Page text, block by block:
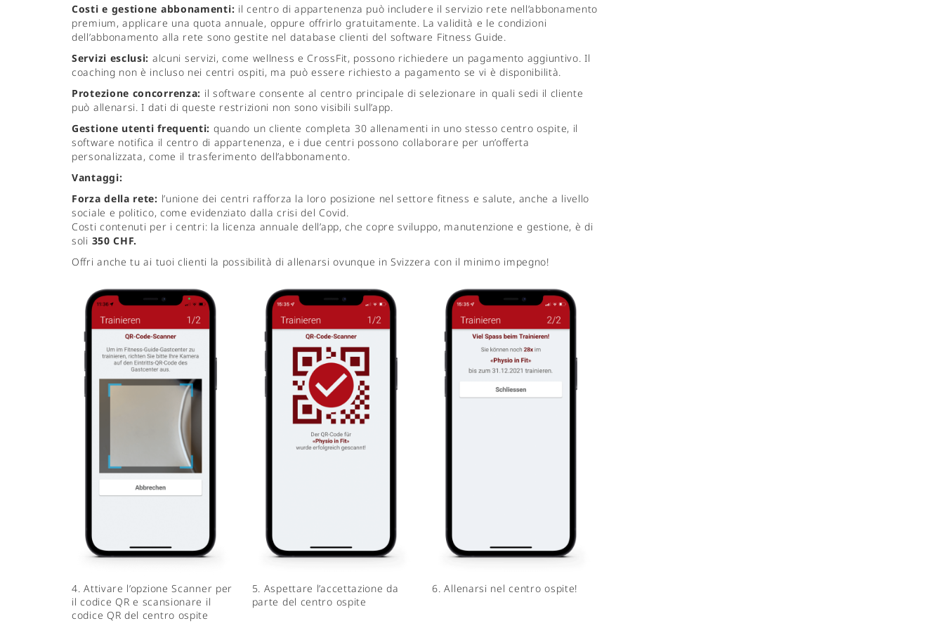
Costi e gestione abbonamenti: il centro di appartenenza può includere il servizio rete nell’abbonamento
premium, applicare una quota annuale, oppure offrirlo gratuitamente. La validità e le condizioni
dell’abbonamento alla rete sono gestite nel database clienti del software Fitness Guide.
Servizi esclusi: alcuni servizi, come wellness e CrossFit, possono richiedere un pagamento aggiuntivo. Il
coaching non è incluso nei centri ospiti, ma può essere richiesto a pagamento se vi è disponibilità.
Protezione concorrenza: il software consente al centro principale di selezionare in quali sedi il cliente
può allenarsi. I dati di queste restrizioni non sono visibili sull’app.
Gestione utenti frequenti: quando un cliente completa 30 allenamenti in uno stesso centro ospite, il
software notifica il centro di appartenenza, e i due centri possono collaborare per un’offerta
personalizzata, come il trasferimento dell’abbonamento.
Vantaggi:
Forza della rete: l’unione dei centri rafforza la loro posizione nel settore fitness e salute, anche a livello
sociale e politico, come evidenziato dalla crisi del Covid.
Costi contenuti per i centri: la licenza annuale dell’app, che copre sviluppo, manutenzione e gestione, è di
soli 350 CHF.
Offri anche tu ai tuoi clienti la possibilità di allenarsi ovunque in Svizzera con il minimo impegno!
4. Attivare l’opzione Scanner per
il codice QR e scansionare il
codice QR del centro ospite
5. Aspettare l’accettazione da
parte del centro ospite
6. Allenarsi nel centro ospite!